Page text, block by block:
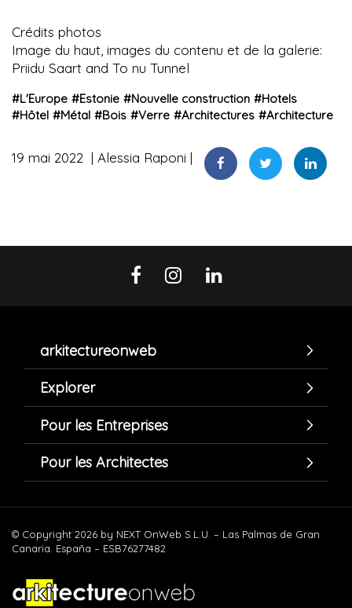
Crédits photos
Image du haut, images du contenu et de la galerie:
Priidu Saart and To nu Tunnel
#L'Europe #Estonie #Nouvelle construction #Hotels
#Hôtel #Métal #Bois #Verre #Architectures #Architecture
19 mai 2022 Alessia Raponi
arkitectureonweb
Explorer
Pour les Entreprises
Pour les Architectes
© Copyright 2026 by NEXT OnWeb S.L.U. – Las Palmas de Gran
Canaria. España – ESB76277482